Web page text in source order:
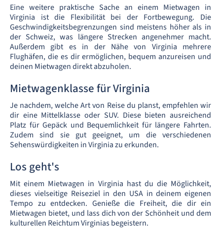
Eine weitere praktische Sache an einem Mietwagen in
Virginia ist die Flexibilität bei der Fortbewegung. Die
Geschwindigkeitsbegrenzungen sind meistens höher als in
der Schweiz, was längere Strecken angenehmer macht.
Außerdem gibt es in der Nähe von Virginia mehrere
Flughäfen, die es dir ermöglichen, bequem anzureisen und
deinen Mietwagen direkt abzuholen.
Mietwagenklasse für Virginia
Je nachdem, welche Art von Reise du planst, empfehlen wir
dir eine Mittelklasse oder SUV. Diese bieten ausreichend
Platz für Gepäck und Bequemlichkeit für längere Fahrten.
Zudem sind sie gut geeignet, um die verschiedenen
Sehenswürdigkeiten in Virginia zu erkunden.
Los geht's
Mit einem Mietwagen in Virginia hast du die Möglichkeit,
dieses vielseitige Reiseziel in den USA in deinem eigenen
Tempo zu entdecken. Genieße die Freiheit, die dir ein
Mietwagen bietet, und lass dich von der Schönheit und dem
kulturellen Reichtum Virginias begeistern.